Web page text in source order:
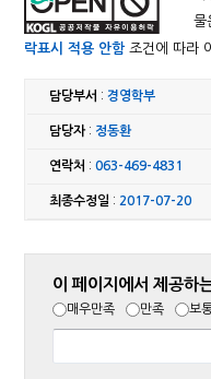
물
락표시 적용 안함조건에 따라
담당부서 :경영학부
담당자: 정동환
연락처 :063-469-4831
최종수정일 : 2017-07-20
이 페이지에서 제공하
매우만족 만족 보